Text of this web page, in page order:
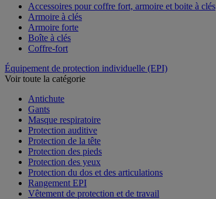
Accessoires pour coffre fort, armoire et boite à clés
Armoire à clés
Armoire forte
Boîte à clés
Coffre-fort
Équipement de protection individuelle (EPI)
Voir toute la catégorie
Antichute
Gants
Masque respiratoire
Protection auditive
Protection de la tête
Protection des pieds
Protection des yeux
Protection du dos et des articulations
Rangement EPI
Vêtement de protection et de travail